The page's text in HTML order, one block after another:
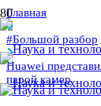
Главная
#Большой разбор
Huawei
парой камер